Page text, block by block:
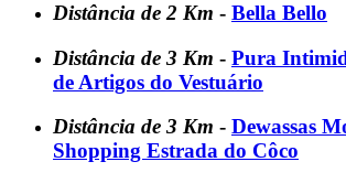
Distância de 2 Km - Bella Bello
Distância de 3 Km - Pura
de Artigos do Vestuário
Distância de 3 Km - Dewassas
Shopping Estrada do Côco